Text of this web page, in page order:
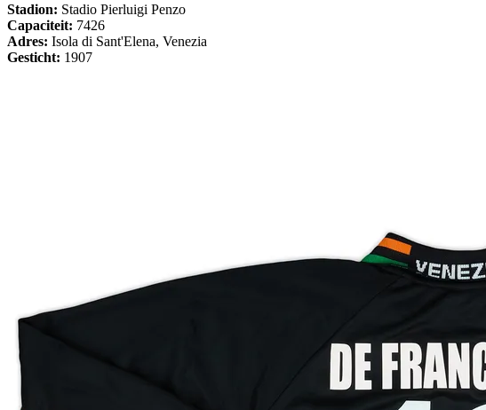
Stadion: Stadio Pierluigi Penzo
Capaciteit: 7426
Adres: Isola di Sant'Elena, Venezia
Gesticht: 1907